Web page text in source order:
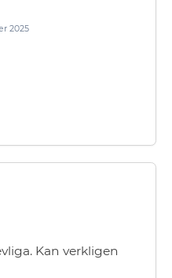
2025
Kan verkligen